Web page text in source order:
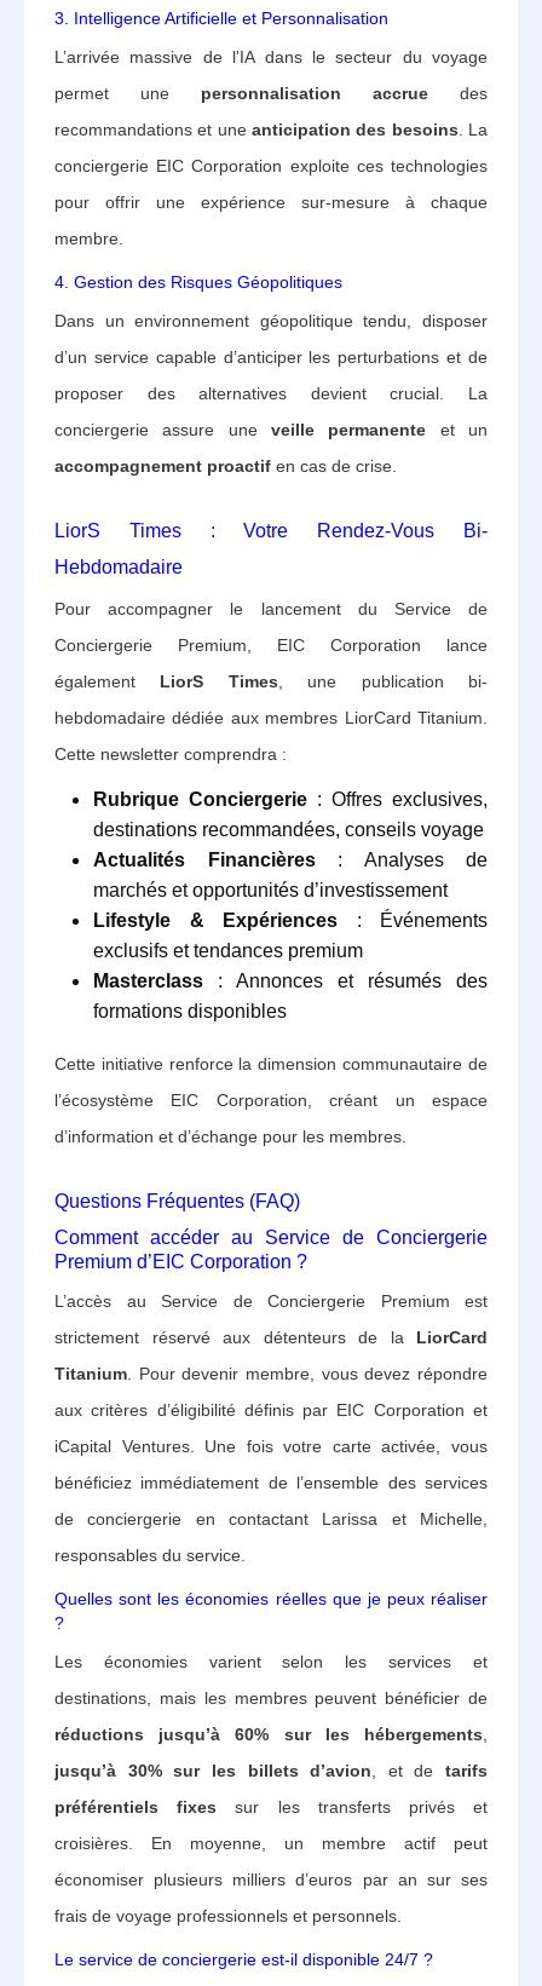
3. Intelligence Artificielle et Personnalisation
L’arrivée massive de l’IA dans le secteur du voyage
permet une personnalisation accrue des
recommandations et une anticipation des besoins . La
conciergerie EIC Corporation exploite ces technologies
pour offrir une expérience sur-mesure à chaque
membre.
4. Gestion des Risques Géopolitiques
Dans un environnement géopolitique tendu, disposer
d’un service capable d’anticiper les perturbations et de
proposer des alternatives devient crucial. La
conciergerie assure une veille permanente et un
accompagnement proactif en cas de crise.
LiorS Times : Votre Rendez-Vous Bi-
Hebdomadaire
Pour accompagner le lancement du Service de
Conciergerie Premium, EIC Corporation lance
également LiorS Times , une publication bi-
hebdomadaire dédiée aux membres LiorCard Titanium.
Cette newsletter comprendra :
Rubrique Conciergerie : Offres exclusives,
destinations recommandées, conseils voyage
Actualités Financières: Analyses de
marchés et opportunités d’investissement
Lifestyle & Expériences : Événements
exclusifs et tendances premium
Masterclass : Annonces et résumés des
formations disponibles
Cette initiative renforce la dimension communautaire de
l’écosystème EIC Corporation, créant un espace
d’information et d’échange pour les membres.
Questions Fréquentes (FAQ)
Comment accéder au Service de Conciergerie
Premium d’EIC Corporation ?
L’accès au Service de Conciergerie Premium est
strictement réservé aux détenteurs de la LiorCard
Titanium . Pour devenir membre, vous devez répondre
aux critères d’éligibilité définis par EIC Corporation et
iCapital Ventures. Une fois votre carte activée, vous
bénéficiez immédiatement de l’ensemble des services
de conciergerie en contactant Larissa et Michelle,
responsables du service.
Quelles sont les économies réelles que je peux réaliser
?
Les économies varient selon les services et
destinations, mais les membres peuvent bénéficier de
réductions jusqu’à 60% sur les hébergements
jusqu’à 30% sur les billets d’avion , et de tarifs
préférentiels fixes sur les transferts privés et
croisières. En moyenne, un membre actif peut
économiser plusieurs milliers d’euros par an sur ses
frais de voyage professionnels et personnels.
Le service de conciergerie est-il disponible 24/7 ?